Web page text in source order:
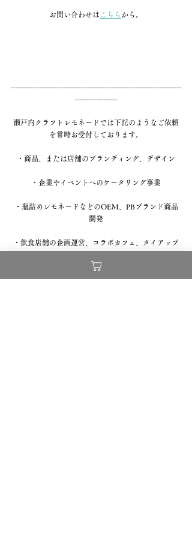
お問い合わせは こちら から。
-----------------------------------------------------------------------
------------------
瀬戸内クラフトレモネードでは下記のようなご依頼
を常時お受付しております。
・商品、または店舗のブランディング、デザイン
・企業やイベントへのケータリング事業
・瓶詰めレモネードなどのOEM、PBブランド商品
開発
・飲食店舗の企画運営、コラボカフェ、タイアップ
また下記のようなご提案もお受付しております。